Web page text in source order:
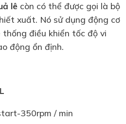
lê còn có thể được gọi là bộ
xuất. Nó sử dụng động cơ
thống điều khiển tốc độ vi
động ổn định.
350rpm / min